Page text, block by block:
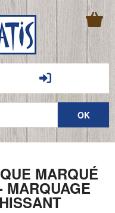
MARQUÉ
MARQUAGE